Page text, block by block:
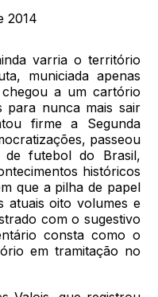
2014
varria o território
municiada apenas
a um cartório
para nunca mais sair
firme a Segunda
passeou
de futebol do Brasil,
históricos
que a pilha de papel
atuais oito volumes e
com o sugestivo
consta como o
em tramitação no